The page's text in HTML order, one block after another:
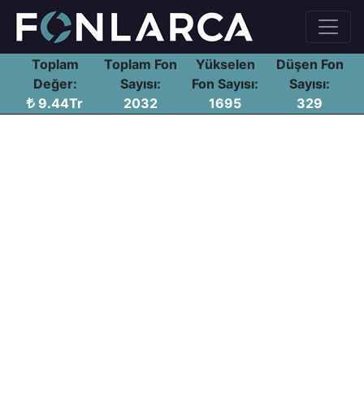
Toplam
Değer:
9.44Tr
Toplam Fon
Sayısı:
2032
Yükselen
Fon Sayısı:
1695
Düşen Fon
Sayısı:
329